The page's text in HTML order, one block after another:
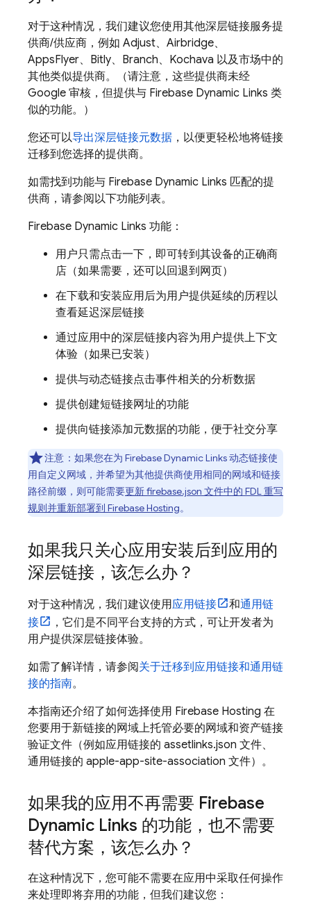
对于这种情况，我们建议您使用其他深层链接服务提
供商/供应商，例如 Adjust、Airbridge、
AppsFlyer、Bitly、Branch、Kochava 以及市场中的
其他类似提供商。（请注意，这些提供商未经
Google 审核，但提供与 Firebase Dynamic Links 类
似的功能。）
您还可以导出深层链接元数据 ，以便更轻松地将链接
迁移到您选择的提供商。
如需找到功能与 Firebase Dynamic Links 匹配的提
供商，请参阅以下功能列表。
Firebase Dynamic Links 功能：
用户只需点击一下，即可转到其设备的正确商
店（如果需要，还可以回退到网页）
在下载和安装应用后为用户提供延续的历程以
查看延迟深层链接
通过应用中的深层链接内容为用户提供上下文
体验（如果已安装）
提供与动态链接点击事件相关的分析数据
提供创建短链接网址的功能
提供向链接添加元数据的功能，便于社交分享
注意 ： 如果您在为 Firebase Dynamic Links 动态链接使
用自定义网域，并希望为其他提供商使用相同的网域和链接
路径前缀，则可能需要更新 firebase.json 文件中的 FDL 重写
规则并重新部署到 Firebase Hosting。
如果我只关心应用安装后到应用的
深层链接，该怎么办？
对于这种情况，我们建议使用应用链接 和通用链
接
，它们是不同平台支持的方式，可让开发者为
用户提供深层链接体验。
如需了解详情，请参阅关于迁移到应用链接和通用链
接的指南。
本指南还介绍了如何选择使用 Firebase Hosting 在
您要用于新链接的网域上托管必要的网域和资产链接
验证文件（例如应用链接的 assetlinks.json 文件、
通用链接的 apple-app-site-association 文件）。
如果我的应用不再需要 Firebase
Dynamic Links 的功能，也不需要
替代方案，该怎么办？
在这种情况下，您可能不需要在应用中采取任何操作
来处理即将弃用的功能，但我们建议您：